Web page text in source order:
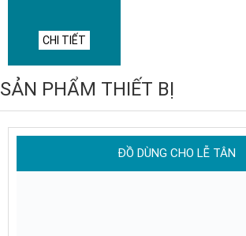
CHI TIẾT
SẢN PHẨM THIẾT BỊ
ĐỒ DÙNG CHO LỄ TÂN